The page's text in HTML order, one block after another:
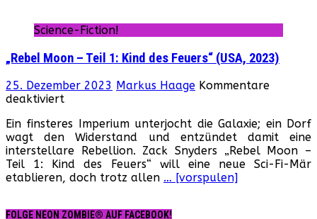
Science-Fiction!
„Rebel Moon – Teil 1: Kind des Feuers“ (USA, 2023)
25. Dezember 2023 Markus Haage Kommentare
deaktiviertfür
Moon
–
Teil
1:
Kind
Feuers“
Ein finsteres Imperium unterjocht die Galaxie; ein Dorf
wagt den Widerstand und entzündet damit eine
interstellare Rebellion. Zack Snyders „Rebel Moon –
Teil 1: Kind des Feuers“ will eine neue Sci-Fi-Mär
etablieren, doch trotz allen … [vorspulen]
FOLGE NEON ZOMBIE® AUF FACEBOOK!